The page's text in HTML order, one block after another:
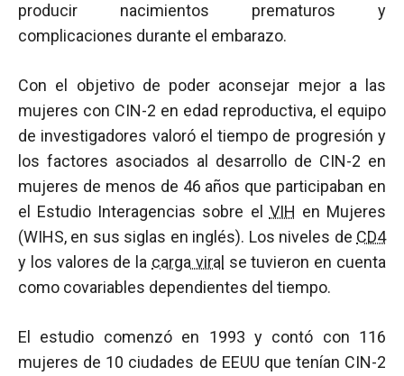
producir nacimientos prematuros y
complicaciones durante el embarazo.
Con el objetivo de poder aconsejar mejor a las
mujeres con CIN-2 en edad reproductiva, el equipo
de investigadores valoró el tiempo de progresión y
los factores asociados al desarrollo de CIN-2 en
mujeres de menos de 46 años que participaban en
el Estudio Interagencias sobre el VIH en Mujeres
(WIHS, en sus siglas en inglés). Los niveles de CD4
y los valores de la carga viral se tuvieron en cuenta
como covariables dependientes del tiempo.
El estudio comenzó en 1993 y contó con 116
mujeres de 10 ciudades de EEUU que tenían CIN-2